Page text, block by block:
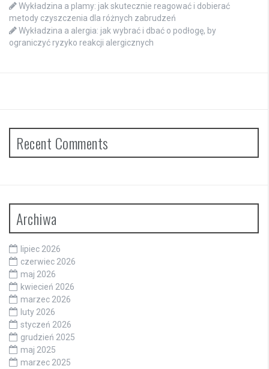
Wykładzina a plamy: jak skutecznie reagować i dobierać
metody czyszczenia dla różnych zabrudzeń
Wykładzina a alergia: jak wybrać i dbać o podłogę, by
ograniczyć ryzyko reakcji alergicznych
Recent Comments
Archiwa
lipiec 2026
czerwiec 2026
maj 2026
kwiecień 2026
marzec 2026
luty 2026
styczeń 2026
grudzień 2025
maj 2025
marzec 2025